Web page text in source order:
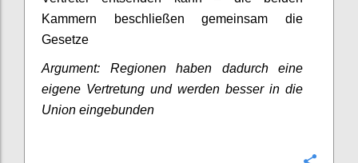
Kammern beschließen gemeinsam die
Gesetze
Argument: Regionen haben dadurch eine
eigene Vertretung und werden besser in die
Union eingebunden